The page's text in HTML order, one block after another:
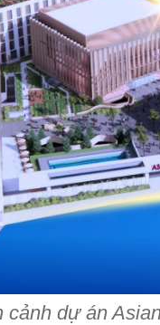
cảnh dự án